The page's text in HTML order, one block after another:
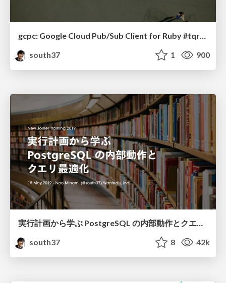
south37
1 900
実行計画から学ぶ PostgreSQL の内部動作とクエリ最適化 / Learn PostgreSQL from Explain
south37
8 42k